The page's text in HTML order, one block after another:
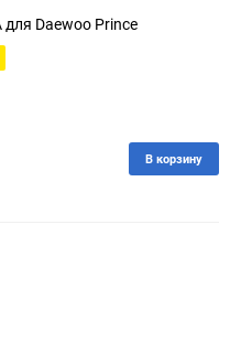
150
Daewoo Prince
В корзину